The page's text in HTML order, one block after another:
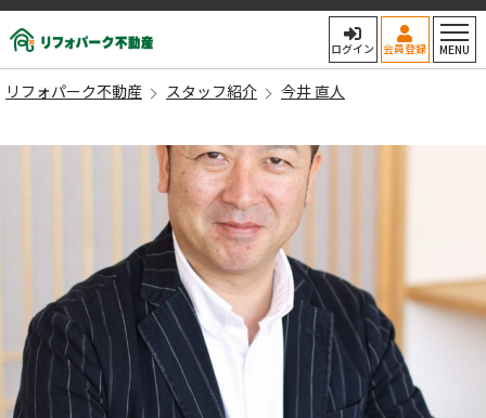
リフォパーク不動産
ログイン 会員登録 MENU
リフォパーク不動産 スタッフ紹介 今井 直人